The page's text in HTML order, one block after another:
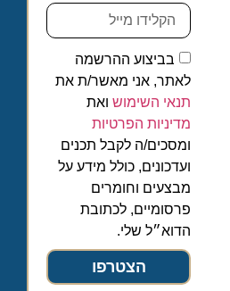
בביצוע ההרשמה
לאתר, אני מאשר/ת את
תנאי השימוש ואת
מדיניות הפרטיות
ומסכים/ה לקבל תכנים
ועדכונים, כולל מידע על
מבצעים וחומרים
פרסומיים, לכתובת
הדוא״ל שלי.
הצטרפו